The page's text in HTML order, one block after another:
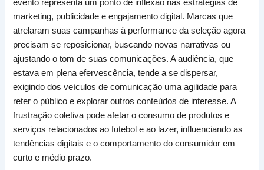
evento representa um ponto de inflexão nas estratégias de
marketing, publicidade e engajamento digital. Marcas que
atrelaram suas campanhas à performance da seleção agora
precisam se reposicionar, buscando novas narrativas ou
ajustando o tom de suas comunicações. A audiência, que
estava em plena efervescência, tende a se dispersar,
exigindo dos veículos de comunicação uma agilidade para
reter o público e explorar outros conteúdos de interesse. A
frustração coletiva pode afetar o consumo de produtos e
serviços relacionados ao futebol e ao lazer, influenciando as
tendências digitais e o comportamento do consumidor em
curto e médio prazo.